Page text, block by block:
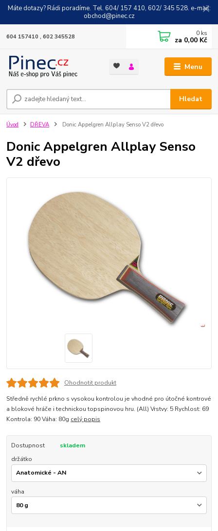
Máte dotazy? Rádi poradíme. Tel. 604/ 157 410, 602/ 345 528. e-mail:
obchod@pinec.cz
Menu
Hledat
604 157410 , 602 345528 0 ks
za 0,00 Kč
Úvod DŘEVA Donic Appelgren Allplay Senso V2 dřevo
Donic Appelgren Allplay Senso
V2 dřevo
Ohodnotit produkt
Středně rychlé prkno s vysokou kontrolou je vhodné pro útočné kontrové
a blokové hráče i technickou topspinovou hru. (All) Vrstvy: 5 Rychlost: 69
Kontrola: 90 Váha: 80g celý popis
Dostupnost
skladem
držátko
váha